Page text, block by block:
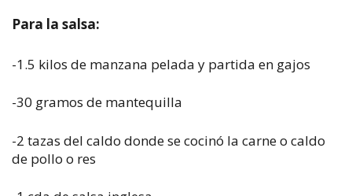
Para la salsa:
-1.5 kilos de manzana pelada y partida en gajos
-30 gramos de mantequilla
-2 tazas del caldo donde se cocinó la carne o caldo
de pollo o res